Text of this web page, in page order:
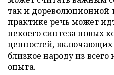
так и дореволюционной
практике речь может
некоего синтеза новых
ценностей, включающих
близкое народу из
опыта.